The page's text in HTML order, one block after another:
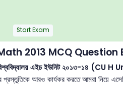
Start Exam
2013 MCQ
বিশ্ববিদ্যালয় এইচ ইউনিট ২০১৩-১৪ (CU H
আরও কার্যকর করতে আমরা নিয়ে